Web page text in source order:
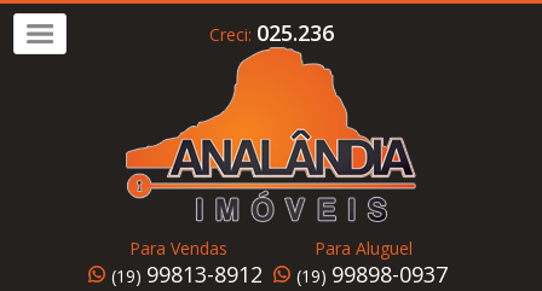
Alugar
Creci: 025.236
Para Vendas
(19) 99813-8912
Para Aluguel
(19) 99898-0937